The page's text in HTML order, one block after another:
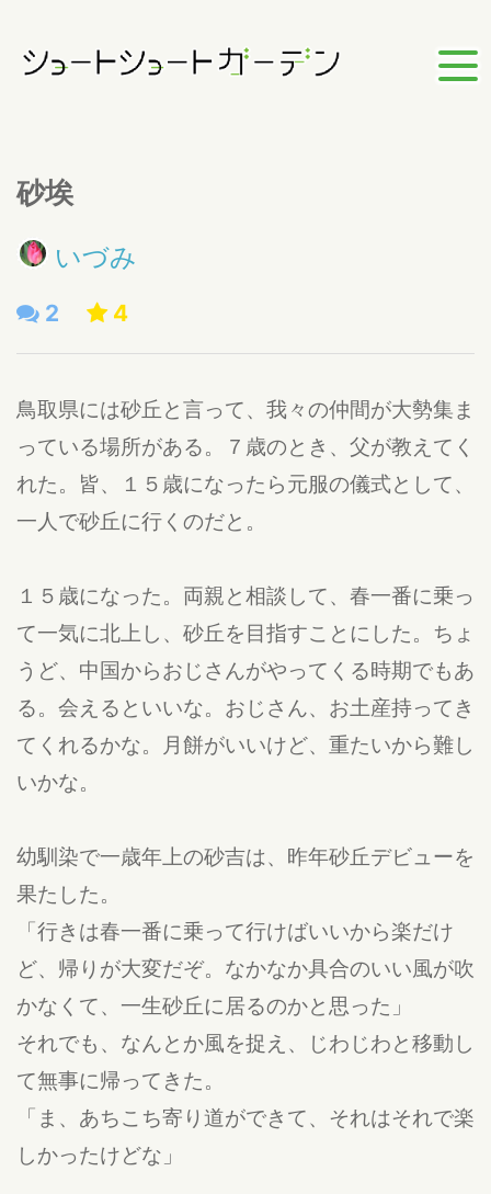
砂埃
いづみ
2 4
鳥取県には砂丘と言って、我々の仲間が大勢集ま
っている場所がある。７歳のとき、父が教えてく
れた。皆、１５歳になったら元服の儀式として、
一人で砂丘に行くのだと。
１５歳になった。両親と相談して、春一番に乗っ
て一気に北上し、砂丘を目指すことにした。ちょ
うど、中国からおじさんがやってくる時期でもあ
る。会えるといいな。おじさん、お土産持ってき
てくれるかな。月餅がいいけど、重たいから難し
いかな。
幼馴染で一歳年上の砂吉は、昨年砂丘デビューを
果たした。
「行きは春一番に乗って行けばいいから楽だけ
ど、帰りが大変だぞ。なかなか具合のいい風が吹
かなくて、一生砂丘に居るのかと思った」
それでも、なんとか風を捉え、じわじわと移動し
て無事に帰ってきた。
「ま、あちこち寄り道ができて、それはそれで楽
しかったけどな」